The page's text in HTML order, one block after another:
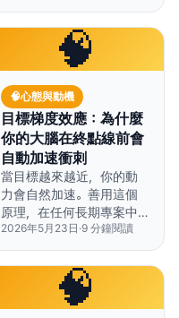
🧠
🧠心態與動機
目標梯度效應：為什麼
你的大腦在終點線前會
自動加速衝刺
當目標越來越近，你的動
力會自然加速。善用這個
原理，在任何長期專案中
設置人工終點線，就能駭
入大腦的動力系統。
2026年5月23日 ·9 分鐘閱讀
🧠